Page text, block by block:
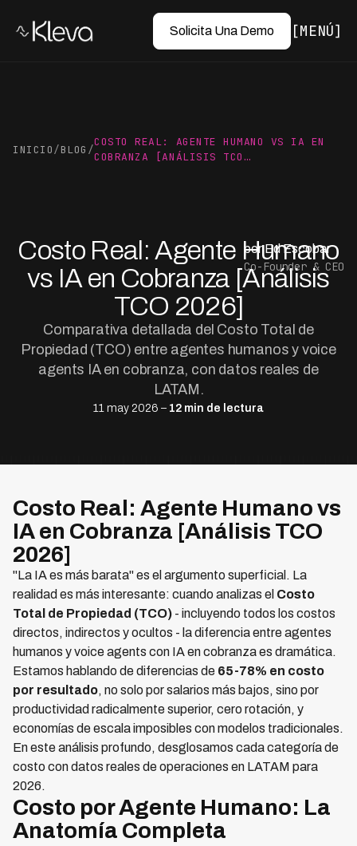
Solicita Una Demo MENÚ
INICIO/BLOG /
COSTO REAL: AGENTE HUMANO VS IA EN
COBRANZA [ANÁLISIS TCO…
Costo Real: Agente Humano
vs IA en Cobranza [Análisis
TCO 2026]
Comparativa detallada del Costo Total de
Propiedad (TCO) entre agentes humanos y voice
agents IA en cobranza, con datos reales de
LATAM.
11 may 2026 – 12 min de lectura
por Ed Escobar
Co-Founder & CEO
Costo Real: Agente Humano vs
IA en Cobranza [Análisis TCO
2026]
"La IA es más barata" es el argumento superficial. La
realidad es más interesante: cuando analizas el Costo
Total de Propiedad (TCO) - incluyendo todos los costos
directos, indirectos y ocultos - la diferencia entre agentes
humanos y voice agents con IA en cobranza es dramática.
Estamos hablando de diferencias de 65-78% en costo
por resultado, no solo por salarios más bajos, sino por
productividad radicalmente superior, cero rotación, y
economías de escala imposibles con modelos tradicionales.
En este análisis profundo, desglosamos cada categoría de
costo con datos reales de operaciones en LATAM para
2026.
Costo por Agente Humano: La
Anatomía Completa